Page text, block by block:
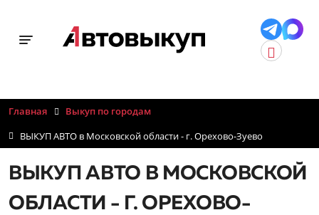
Toggle navigation
ВЫКУП АВТО В МОСКОВСКОЙ
ОБЛАСТИ - Г. ОРЕХОВО-
Главная
Выкуп по городам
ВЫКУП АВТО в Московской области - г. Орехово-Зуево